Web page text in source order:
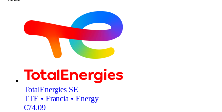
TotalEnergies SE
TTE • Francia • Energy
€74.09